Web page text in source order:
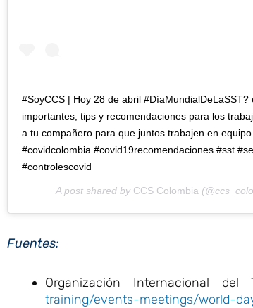
#SoyCCS | Hoy 28 de abril
importantes, tips y recomendaciones para los
a tu compañero para que juntos trabajen en
#covidcolombia #covid19recomendaciones #sst
#controlescovid
A post shared by CCS Colombia
Fuentes:
Organización Internacional del
training/events-meetings/world-